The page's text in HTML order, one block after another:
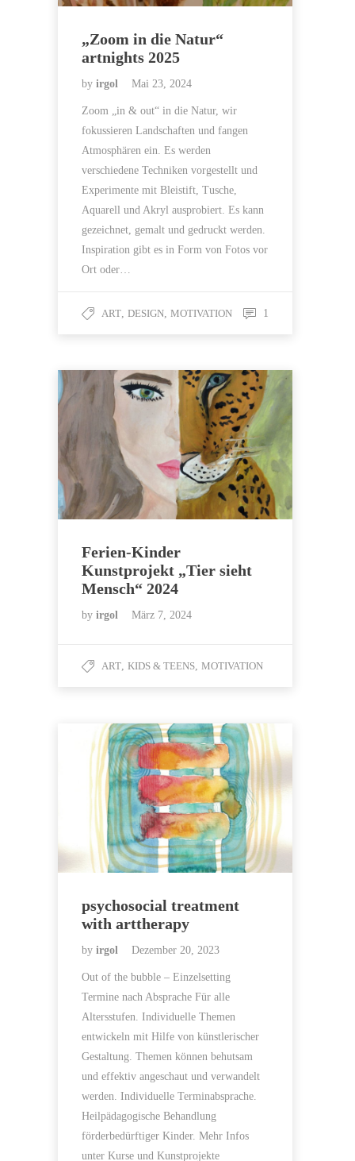
„Zoom in die Natur“
artnights 2025
by irgol Mai 23, 2024
Zoom „in & out“ in die Natur, wir
fokussieren Landschaften und fangen
Atmosphären ein. Es werden
verschiedene Techniken vorgestellt und
Experimente mit Bleistift, Tusche,
Aquarell und Akryl ausprobiert. Es kann
gezeichnet, gemalt und gedruckt werden.
Inspiration gibt es in Form von Fotos vor
Ort oder…
ART, DESIGN, MOTIVATION 1
Ferien-Kinder
Kunstprojekt „Tier sieht
Mensch“ 2024
by irgol März 7, 2024
ART, KIDS & TEENS, MOTIVATION
psychosocial treatment
with arttherapy
by irgol Dezember 20, 2023
Out of the bubble – Einzelsetting
Termine nach Absprache Für alle
Altersstufen. Individuelle Themen
entwickeln mit Hilfe von künstlerischer
Gestaltung. Themen können behutsam
und effektiv angeschaut und verwandelt
werden. Individuelle Terminabsprache.
Heilpädagogische Behandlung
förderbedürftiger Kinder. Mehr Infos
unter Kurse und Kunstprojekte